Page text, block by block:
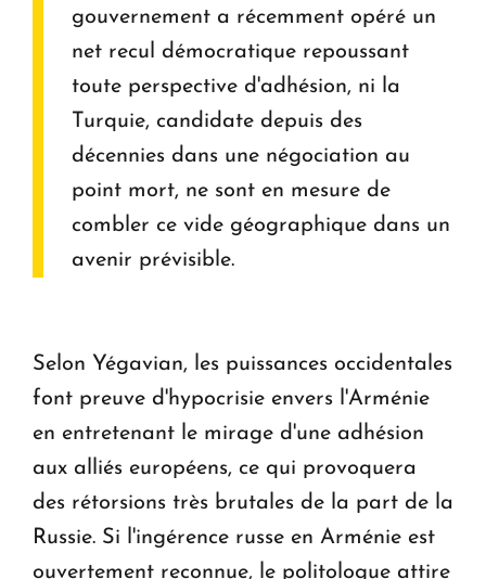
gouvernement a récemment opéré un
net recul démocratique repoussant
toute perspective d'adhésion, ni la
Turquie, candidate depuis des
décennies dans une négociation au
point mort, ne sont en mesure de
combler ce vide géographique dans un
avenir prévisible.
Selon Yégavian, les puissances occidentales
font preuve d'hypocrisie envers l'Arménie
en entretenant le mirage d'une adhésion
aux alliés européens, ce qui provoquera
des rétorsions très brutales de la part de la
Russie. Si l'ingérence russe en Arménie est
ouvertement reconnue, le politologue attire